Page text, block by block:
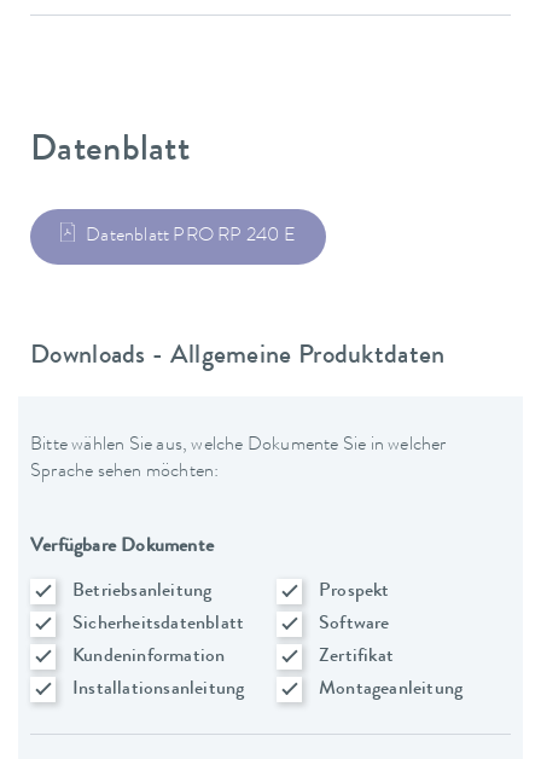
Datenblatt
Datenblatt PRO RP 240 E
Downloads - Allgemeine Produktdaten
Bitte wählen Sie aus, welche Dokumente Sie in welcher
Sprache sehen möchten:
Verfügbare Dokumente
Betriebsanleitung
Prospekt
Sicherheitsdatenblatt
Software
Kundeninformation
Zertifikat
Installationsanleitung
Montageanleitung